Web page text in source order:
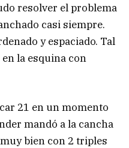
resolver el problema
casi siempre.
y espaciado. Tal
la esquina con
21 en un momento
mandó a la cancha
bien con 2 triples